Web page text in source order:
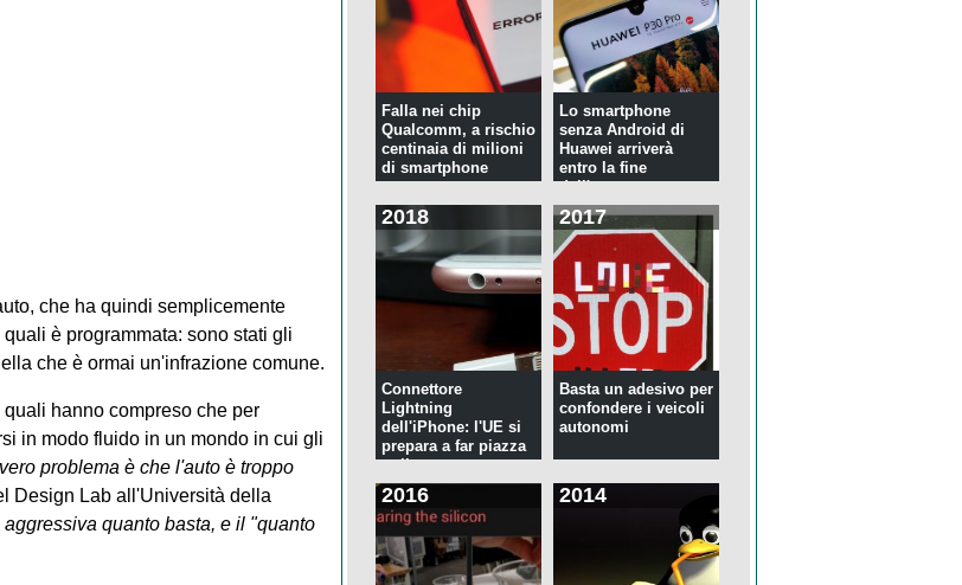
che ha quindi semplicemente
è programmata: sono stati gli
che è ormai un'infrazione comune.
hanno compreso che per
in modo fluido in un mondo in cui gli
problema è che l'auto è troppo
Design Lab all'Università della
quanto basta, e il "quanto
Falla nei chip
Qualcomm, a rischio
centinaia di milioni
di smartphone
Lo smartphone
senza Android di
Huawei arriverà
entro la fine
dell'anno
2018
Connettore
Lightning
dell'iPhone: l'UE si
prepara a far piazza
pulita
2017
Basta un adesivo per
confondere i veicoli
autonomi
2016 2014